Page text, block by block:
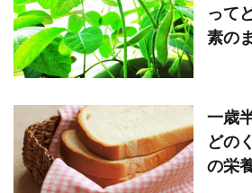
って
素の
一歳
どの
の栄